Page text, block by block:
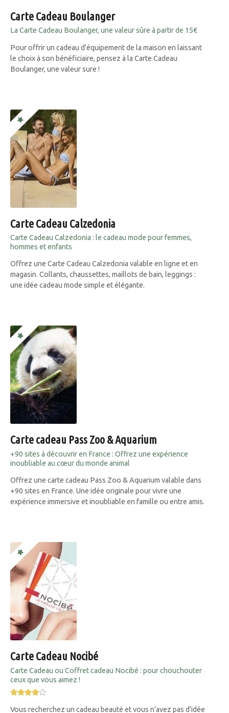
Carte Cadeau Boulanger
La Carte Cadeau Boulanger, une valeur sûre à partir de 15€
Pour offrir un cadeau d'équipement de la maison en laissant
le choix à son bénéficiaire, pensez à la Carte Cadeau
Boulanger, une valeur sure !
Carte Cadeau Calzedonia
Carte Cadeau Calzedonia : le cadeau mode pour femmes,
hommes et enfants
Offrez une Carte Cadeau Calzedonia valable en ligne et en
magasin. Collants, chaussettes, maillots de bain, leggings :
une idée cadeau mode simple et élégante.
Carte cadeau Pass Zoo & Aquarium
+90 sites à découvrir en France : Offrez une expérience
inoubliable au cœur du monde animal
Offrez une carte cadeau Pass Zoo & Aquarium valable dans
+90 sites en France. Une idée originale pour vivre une
expérience immersive et inoubliable en famille ou entre amis.
Carte Cadeau Nocibé
Carte Cadeau ou Coffret cadeau Nocibé : pour chouchouter
ceux que vous aimez !
Vous recherchez un cadeau beauté et vous n’avez pas d’idée